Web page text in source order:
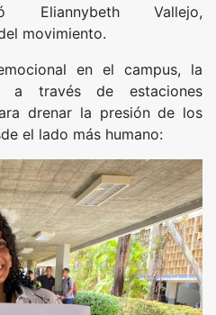
Eliannybeth Vallejo,
movimiento.
en el campus, la
a través de estaciones
drenar la presión de los
el lado más humano: